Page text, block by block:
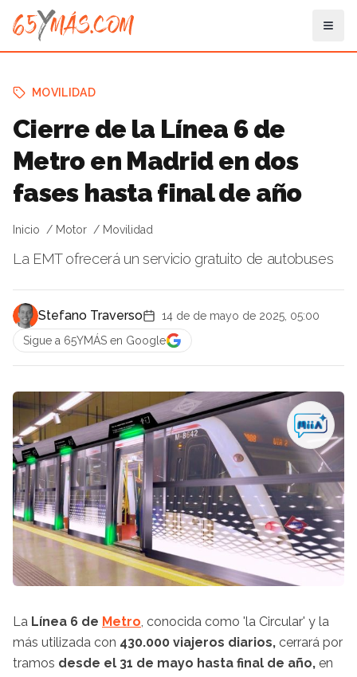
MOVILIDAD
Cierre de la Línea 6 de
Metro en Madrid en dos
fases hasta final de año
Inicio Motor Movilidad
La EMT ofrecerá un servicio gratuito de autobuses
Stefano Traverso
14 de de mayo de 2025, 05:00
Sigue a 65YMÁS en Google
La Línea 6 de Metro, conocida como 'la Circular' y la
más utilizada con 430.000 viajeros diarios, cerrará por
tramos desde el 31 de mayo hasta final de año, en